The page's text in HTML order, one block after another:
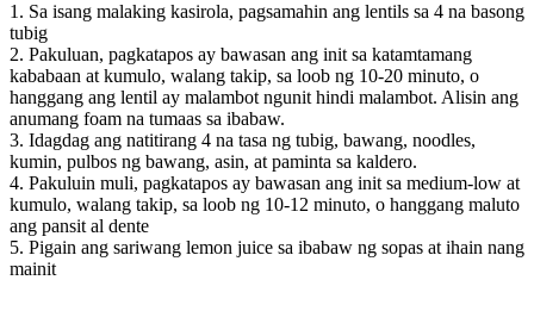
1. Sa isang malaking kasirola, pagsamahin ang lentils sa 4 na basong
tubig
2. Pakuluan, pagkatapos ay bawasan ang init sa katamtamang
kababaan at kumulo, walang takip, sa loob ng 10-20 minuto, o
hanggang ang lentil ay malambot ngunit hindi malambot. Alisin ang
anumang foam na tumaas sa ibabaw.
3. Idagdag ang natitirang 4 na tasa ng tubig, bawang, noodles,
kumin, pulbos ng bawang, asin, at paminta sa kaldero.
4. Pakuluin muli, pagkatapos ay bawasan ang init sa medium-low at
kumulo, walang takip, sa loob ng 10-12 minuto, o hanggang maluto
ang pansit al dente
5. Pigain ang sariwang lemon juice sa ibabaw ng sopas at ihain nang
mainit